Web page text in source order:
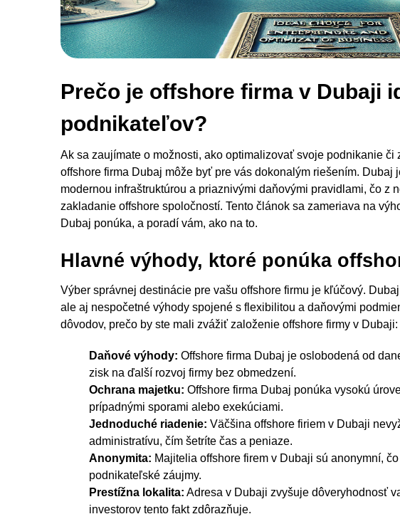
Prečo je offshore firma v Dubaji
podnikateľov?
Ak sa zaujímate o možnosti, ako optimalizovať svoje podnikanie
offshore firma Dubaj môže byť pre vás dokonalým riešením. Dubaj
modernou infraštruktúrou a priaznivými daňovými pravidlami, čo z
zakladanie offshore spoločností. Tento článok sa zameriava na
Dubaj ponúka, a poradí vám, ako na to.
Hlavné výhody, ktoré ponúka
Výber správnej destinácie pre vašu offshore firmu je kľúčový.
ale aj nespočetné výhody spojené s flexibilitou a daňovými
dôvodov, prečo by ste mali zvážiť založenie offshore firmy v Dubaji:
Daňové výhody: Offshore firma Dubaj je oslobodená od
zisk na ďalší rozvoj firmy bez obmedzení.
Ochrana majetku: Offshore firma Dubaj ponúka vysokú
prípadnými sporami alebo exekúciami.
Jednoduché riadenie: Väčšina offshore firiem v Dubaji
administratívu, čím šetríte čas a peniaze.
Anonymita: Majitelia offshore firem v Dubaji sú anonymní,
podnikateľské záujmy.
Prestížna lokalita: Adresa v Dubaji zvyšuje dôveryhodnosť
investorov tento fakt zdôrazňuje.